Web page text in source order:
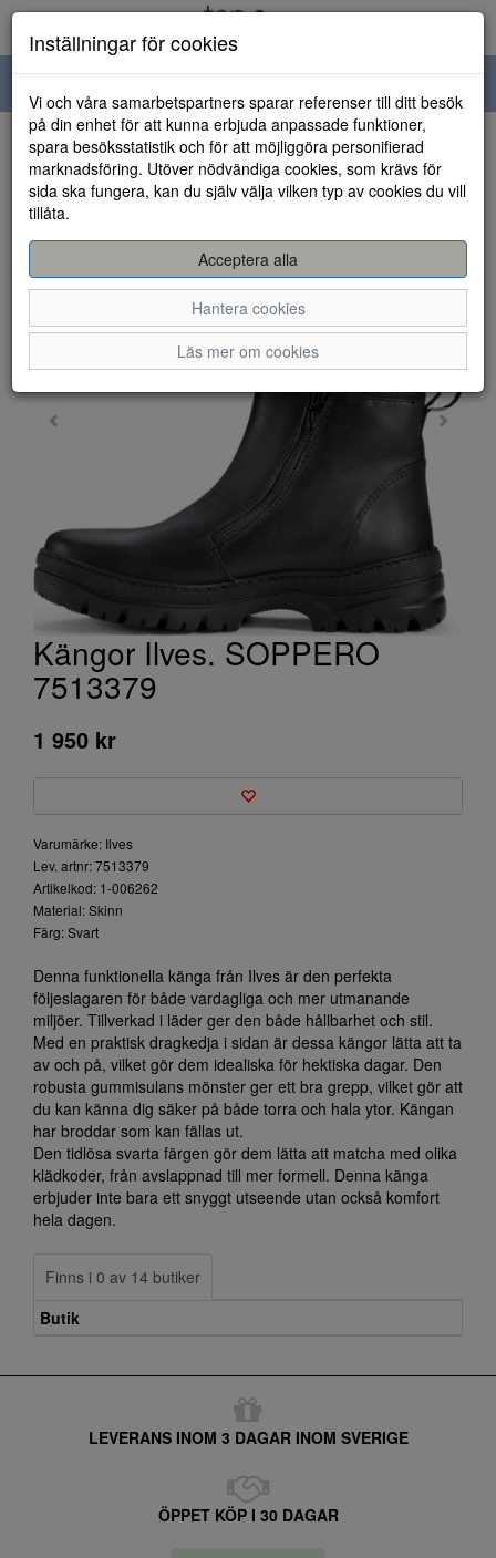
navigation
HEM
Kängor Ilves. SOPPERO
7513379
1 950 kr
Varumärke: Ilves
Lev. artnr: 7513379
Artikelkod: 1-006262
Material: Skinn
Färg: Svart
Denna funktionella känga från Ilves är den perfekta
följeslagaren för både vardagliga och mer utmanande
miljöer. Tillverkad i läder ger den både hållbarhet och stil.
Med en praktisk dragkedja i sidan är dessa kängor lätta att ta
av och på, vilket gör dem idealiska för hektiska dagar. Den
robusta gummisulans mönster ger ett bra grepp, vilket gör att
du kan känna dig säker på både torra och hala ytor. Kängan
har broddar som kan fällas ut.
Den tidlösa svarta färgen gör dem lätta att matcha med olika
klädkoder, från avslappnad till mer formell. Denna känga
erbjuder inte bara ett snyggt utseende utan också komfort
hela dagen.
Finns i 0 av 14 butiker
Butik
LEVERANS INOM 3 DAGAR INOM SVERIGE
ÖPPET KÖP I 30 DAGAR
Inställningar för cookies
Vi och våra samarbetspartners sparar referenser till ditt besök
på din enhet för att kunna erbjuda anpassade funktioner,
spara besöksstatistik och för att möjliggöra personifierad
marknadsföring. Utöver nödvändiga cookies, som krävs för
sida ska fungera, kan du själv välja vilken typ av cookies du vill
tillåta.
Acceptera alla
Hantera cookies
Läs mer om cookies